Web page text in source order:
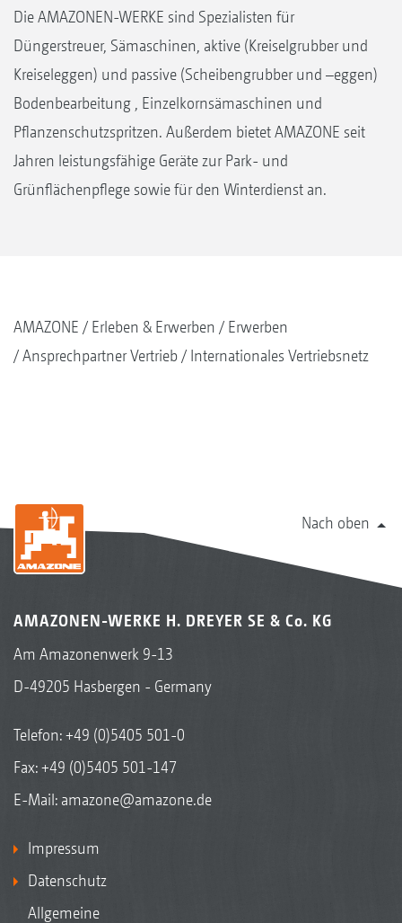
Die AMAZONEN-WERKE sind Spezialisten für
Düngerstreuer, Sämaschinen, aktive (Kreiselgrubber und
Kreiseleggen) und passive (Scheibengrubber und –eggen)
Bodenbearbeitung , Einzelkornsämaschinen und
Pflanzenschutzspritzen. Außerdem bietet AMAZONE seit
Jahren leistungsfähige Geräte zur Park- und
Grünflächenpflege sowie für den Winterdienst an.
AMAZONE Erleben & Erwerben
Erwerben
Ansprechpartner Vertrieb
Internationales Vertriebsnetz
Nach oben
AMAZONEN-WERKE H. DREYER SE & Co. KG
Am Amazonenwerk 9-13
D-49205 Hasbergen - Germany
Telefon:+49 (0)5405 501-0
Fax: +49 (0)5405 501-147
E-Mail: amazone@amazone.de
Impressum
Datenschutz
Allgemeine